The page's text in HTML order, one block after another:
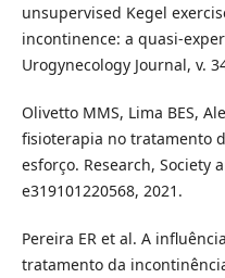
unsupervised Kegel
incontinence: a quasi-
Urogynecology Journal, v.
Olivetto MMS, Lima BES,
fisioterapia no tratamento
esforço. Research, Society
e319101220568, 2021.
Pereira ER et al. A
tratamento da